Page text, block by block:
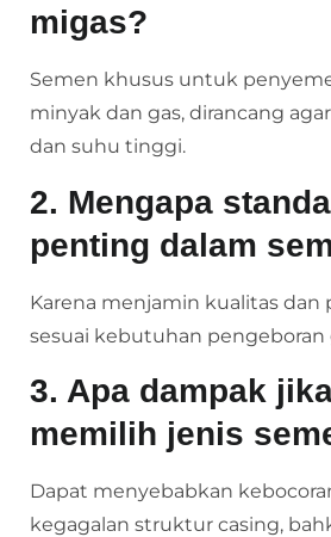
migas?
Semen khusus untuk
minyak dan gas, dirancang
dan suhu tinggi.
2. Mengapa
penting dalam
Karena menjamin kualitas dan
sesuai kebutuhan pengeboran
3. Apa dampak
memilih jenis
Dapat menyebabkan
kegagalan struktur casing,